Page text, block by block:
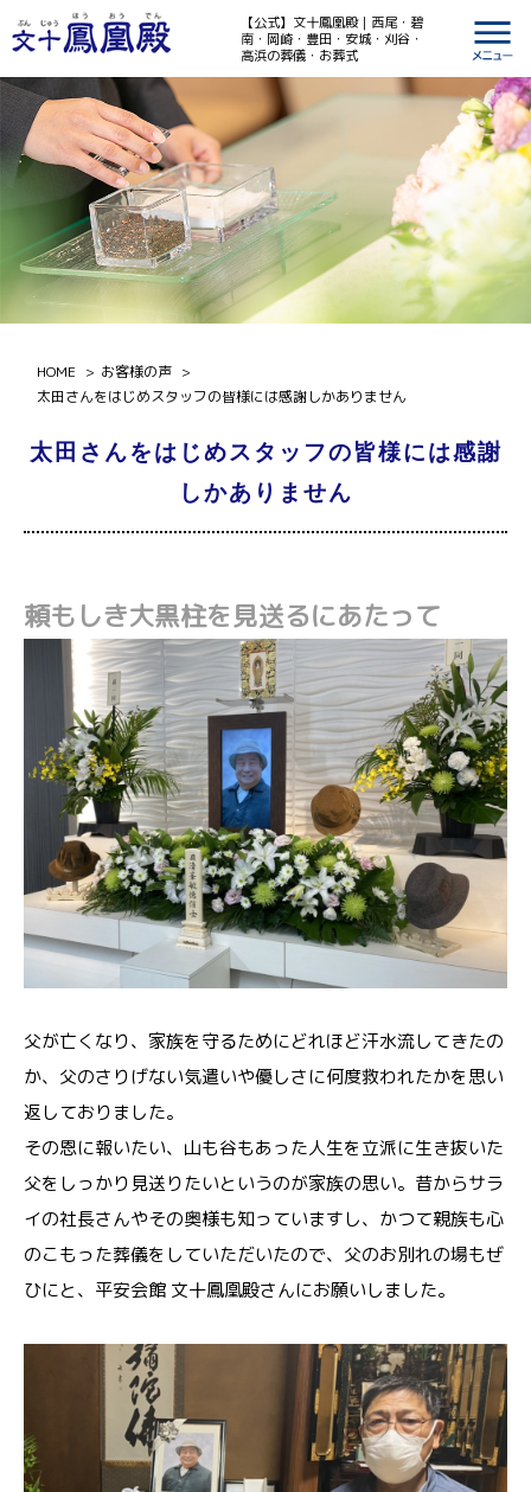
【公式】文十鳳凰殿｜西尾・碧
南・岡崎・豊田・安城・刈谷・
高浜の葬儀・お葬式
HOME
お客様の声
太田さんをはじめスタッフの皆様には感謝しかありません
太田さんをはじめスタッフの皆様には感謝
しかありません
頼もしき大黒柱を見送るにあたって
父が亡くなり、家族を守るためにどれほど汗水流してきたの
か、父のさりげない気遣いや優しさに何度救われたかを思い
返しておりました。
その恩に報いたい、山も谷もあった人生を立派に生き抜いた
父をしっかり見送りたいというのが家族の思い。昔からサラ
イの社長さんやその奥様も知っていますし、かつて親族も心
のこもった葬儀をしていただいたので、父のお別れの場もぜ
ひにと、平安会館 文十鳳凰殿さんにお願いしました。